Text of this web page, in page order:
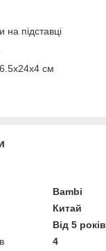
на підставці
см
Bambi
Китай
Від 5 років
4